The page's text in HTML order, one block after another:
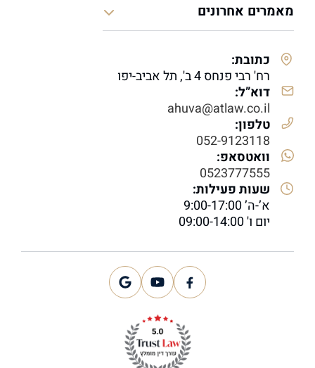
כתובת:
רח' רבי פנחס 4 ב', תל אביב-יפו
דוא”ל:
ahuva@atlaw.co.il
טלפון:
052-9123118
וואטסאפ:
0523777555
שעות פעילות:
א’-ה’ 9:00-17:00
יום ו' 09:00-14:00
מאמרים אחרונים